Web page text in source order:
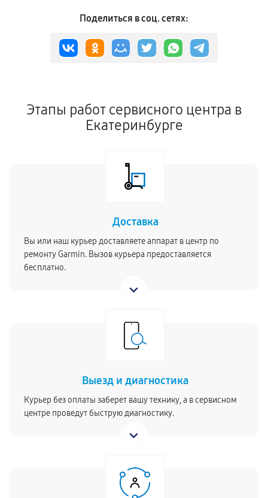
Поделиться в соц. сетях:
Этапы работ сервисного центра в
Екатеринбурге
Доставка
Вы или наш курьер доставляете аппарат в центр по
ремонту Garmin. Вызов курьера предоставляется
бесплатно.
Выезд и диагностика
Курьер без оплаты заберет вашу технику, а в сервисном
центре проведут быструю диагностику.